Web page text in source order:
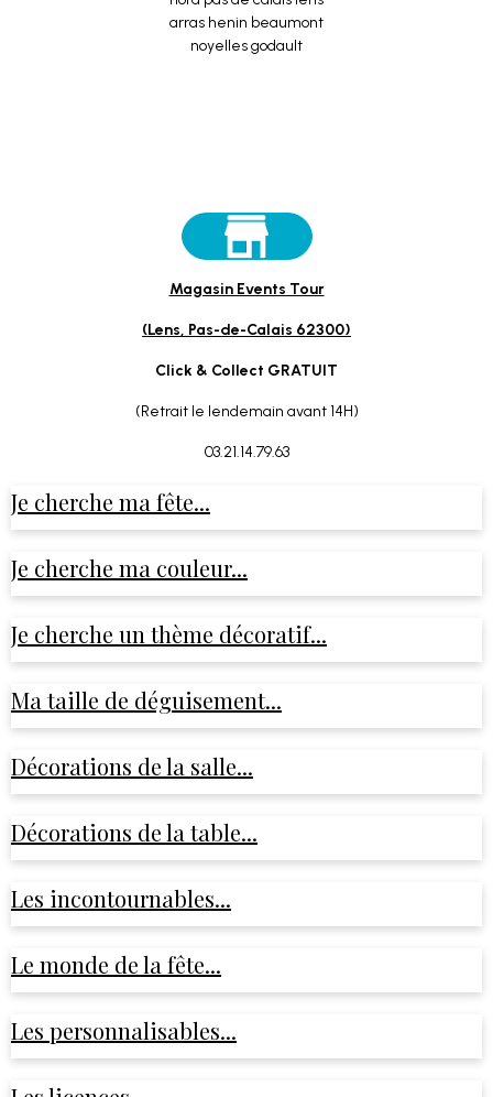
Magasin Events Tour
(Lens, Pas-de-Calais 62300)
Click & Collect GRATUIT
(Retrait le lendemain avant 14H)
03.21.14.79.63
Je cherche ma fête...
Je cherche ma couleur...
Je cherche un thème décoratif...
Ma taille de déguisement...
Décorations de la salle...
Décorations de la table...
Les incontournables...
Le monde de la fête...
Les personnalisables...